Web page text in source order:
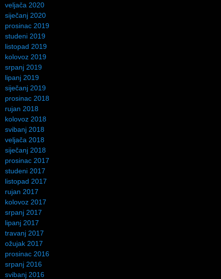
veljača 2020
siječanj 2020
prosinac 2019
studeni 2019
listopad 2019
kolovoz 2019
srpanj 2019
lipanj 2019
siječanj 2019
prosinac 2018
rujan 2018
kolovoz 2018
svibanj 2018
veljača 2018
siječanj 2018
prosinac 2017
studeni 2017
listopad 2017
rujan 2017
kolovoz 2017
srpanj 2017
lipanj 2017
travanj 2017
ožujak 2017
prosinac 2016
srpanj 2016
svibanj 2016